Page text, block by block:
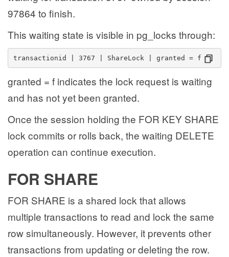
97864 to finish.
This waiting state is visible in pg_locks through:
transactionid | 3767 | ShareLock | granted = f
granted = f indicates the lock request is waiting
and has not yet been granted.
Once the session holding the FOR KEY SHARE
lock commits or rolls back, the waiting DELETE
operation can continue execution.
FOR SHARE
FOR SHARE is a shared lock that allows
multiple transactions to read and lock the same
row simultaneously. However, it prevents other
transactions from updating or deleting the row.